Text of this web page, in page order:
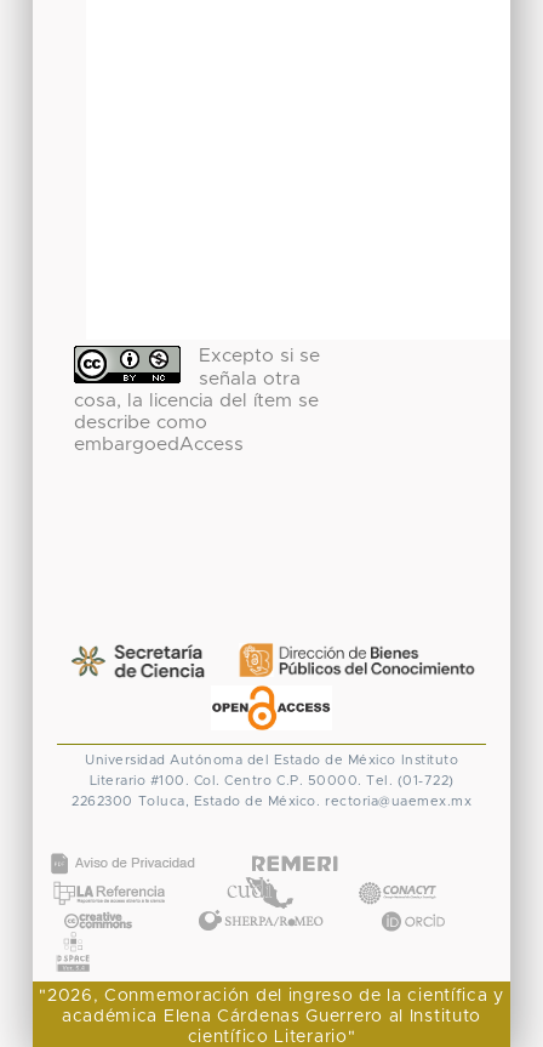
Excepto si se
señala otra
cosa, la licencia del ítem se
describe como
embargoedAccess
Universidad Autónoma del Estado de México
Instituto
Literario #100. Col. Centro C.P. 50000. Tel. (01-722)
2262300 Toluca, Estado de México. rectoria@uaemex.mx
"2026, Conmemoración del ingreso de la científica y
académica Elena Cárdenas Guerrero al Instituto
científico Literario"